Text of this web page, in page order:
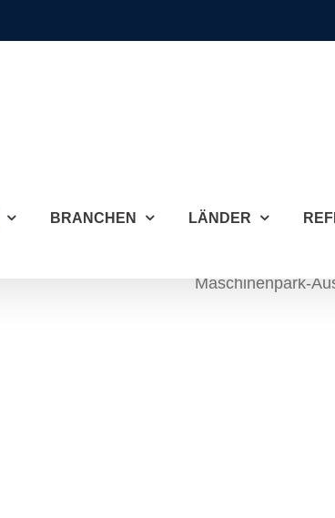
BRANCHEN LÄNDER
Maschinenpark-